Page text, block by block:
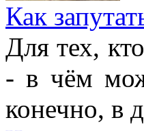
Как
Для тех,
- в чём
конечно, в